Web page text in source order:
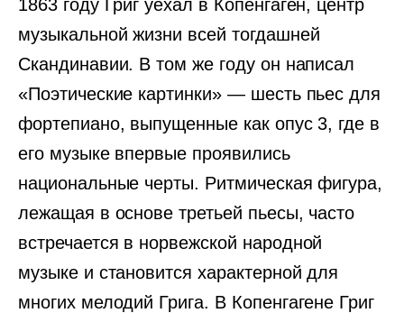
1863 году Григ уехал в Копенгаген, центр
музыкальной жизни всей тогдашней
Скандинавии. В том же году он написал
«Поэтические картинки» — шесть пьес для
фортепиано, выпущенные как опус 3, где в
его музыке впервые проявились
национальные черты. Ритмическая фигура,
лежащая в основе третьей пьесы, часто
встречается в норвежской народной
музыке и становится характерной для
многих мелодий Грига. В Копенгагене Григ